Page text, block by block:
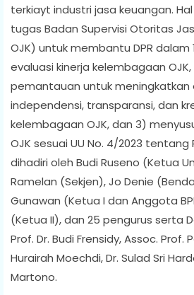
terkiayt industri jasa keuangan.
tugas Badan Supervisi Otoritas
OJK) untuk membantu DPR
evaluasi kinerja kelembagaan
pemantauan untuk meningkatkan
independensi, transparansi, dan
kelembagaan OJK, dan 3)
OJK sesuai UU No. 4/2023 tentang
dihadiri oleh Budi Ruseno (Ketua
Ramelan (Sekjen), Jo Denie
Gunawan (Ketua I dan Anggota
(Ketua II), dan 25 pengurus serta
Prof. Dr. Budi Frensidy, Assoc. Prof.
Hurairah Moechdi, Dr. Sulad Sri
Martono.